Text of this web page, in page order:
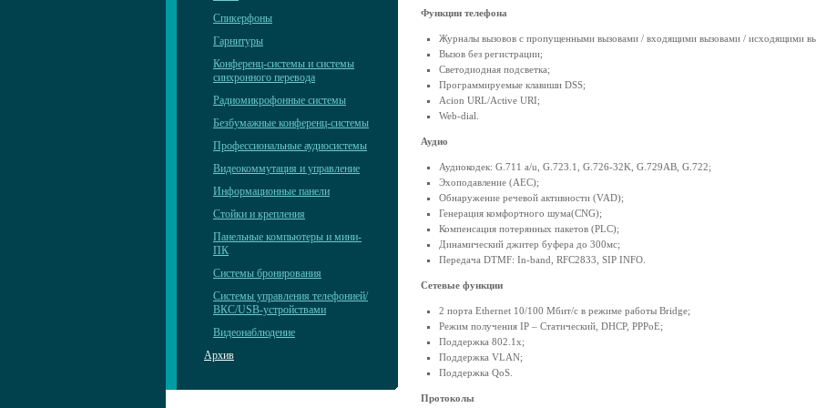
Спикерфоны
Гарнитуры
Конференц-системы и системы
синхронного перевода
Радиомикрофонные системы
Безбумажные конференц-системы
Профессиональные аудиосистемы
Видеокоммутация и управление
Информационные панели
Стойки и крепления
Панельные компьютеры и мини-
ПК
Системы бронирования
Системы управления телефонией/
ВКС/USB-устройствами
Видеонаблюдение
Архив
Функции телефона
Журналы вызовов с пропущенными вызовами / входящими вызовами / исходящими
Вызов без регистрации;
Светодиодная подсветка;
Программируемые клавиши DSS;
Acion URL/Active URI;
Web-dial.
Аудио
Аудиокодек: G.711 a/u, G.723.1, G.726-32K, G.729AB, G.722;
Эхоподавление (AEC);
Обнаружение речевой активности (VAD);
Генерация комфортного шума(CNG);
Компенсация потерянных пакетов (PLC);
Динамический джитер буфера до 300мс;
Передача DTMF: In-band, RFC2833, SIP INFO.
Сетевые функции
2 порта Ethernet 10/100 Мбит/с в режиме работы Bridge;
Режим получения IP – Статический, DHCP, PPPoE;
Поддержка 802.1x;
Поддержка VLAN;
Поддержка QoS.
Протоколы